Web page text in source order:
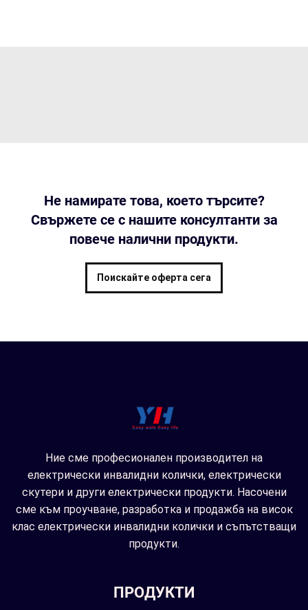
Не намирате това, което търсите?
Свържете се с нашите консултанти за
повече налични продукти.
Поискайте оферта сега
Ние сме професионален производител на
електрически инвалидни колички, електрически
скутери и други електрически продукти. Насочени
сме към проучване, разработка и продажба на висок
клас електрически инвалидни колички и съпътстващи
продукти.
ПРОДУКТИ